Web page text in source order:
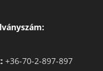
+36-70-2-897-897